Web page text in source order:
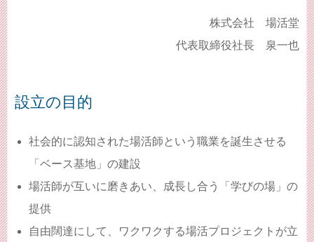
株式会社 場活堂
代表取締役社長 泉一也
設立の目的
社会的に認知された場活師という職業を誕生させる
「ベース基地」の建設
場活師が互いに磨きあい、成長し合う「学びの場」の
提供
自由闊達にして、ワクワクする場活プロジェクトが立